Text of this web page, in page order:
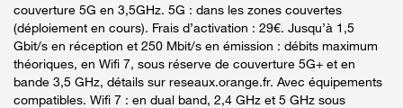
couverture 5G en 3,5GHz. 5G : dans les zones couvertes
(déploiement en cours). Frais d’activation : 29€. Jusqu’à 1,5
Gbit/s en réception et 250 Mbit/s en émission : débits maximum
théoriques, en Wifi 7, sous réserve de couverture 5G+ et en
bande 3,5 GHz, détails sur reseaux.orange.fr. Avec équipements
compatibles. Wifi 7 : en dual band, 2,4 GHz et 5 GHz sous